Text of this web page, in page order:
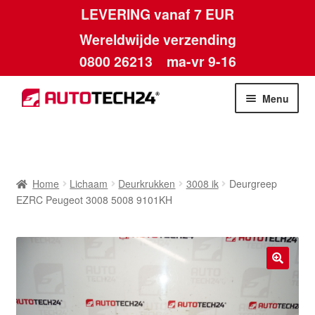
LEVERING vanaf 7 EUR
Wereldwijde verzending
0800 26213 ma-vr 9-16
Skip
to
Skip
to
Menu
Home Lichaam Deurkrukken 3008 ik
Deurgreep
EZRC Peugeot 3008 5008 9101KH